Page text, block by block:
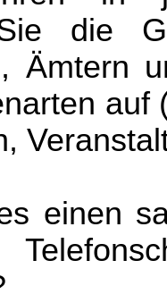
die
Ämtern
auf
einen